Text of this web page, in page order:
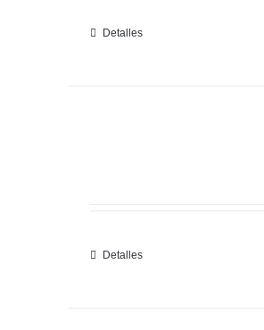
Detalles
Detalles